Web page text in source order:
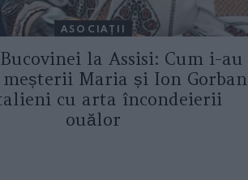
ASOCIAŢII
la Assisi: Cum i-au
Maria și Ion Gorban
cu arta încondeierii
ouălor